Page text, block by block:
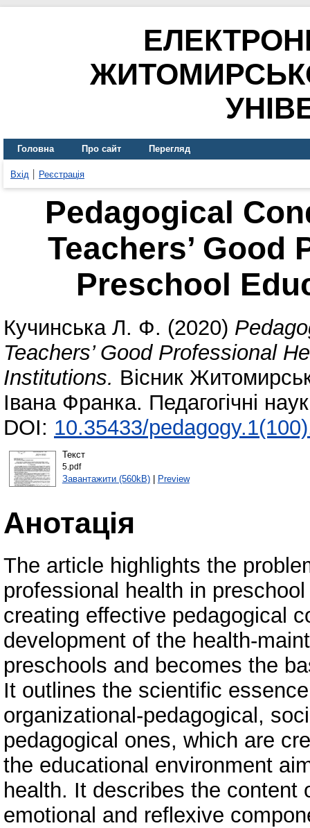
Головна Про сайт Перегляд
Вхід Реєстрація
Pedagogical
Teachers’ Good
Preschool
Кучинська Л. Ф. (2020)
Teachers’ Good Professional
Institutions. Вісник
Івана Франка. Педагогічні
DOI: 10.35433/
Текст
5.pdf
Завантажити (560kB)| Preview
Анотація
The article highlights the
professional health in
creating effective pedagogical
development of the health-
preschools and becomes the
It outlines the scientific
organizational-pedagogical,
pedagogical ones, which are
the educational environment
health. It describes the
emotional and reflexive